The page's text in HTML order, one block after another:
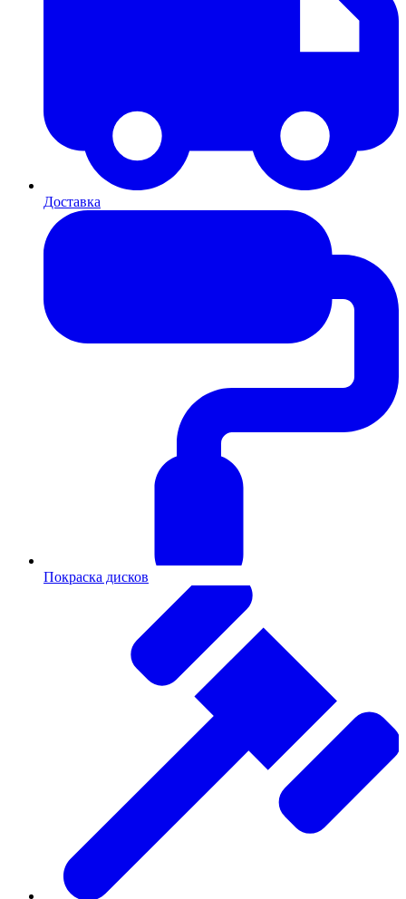
Доставка
Покраска дисков